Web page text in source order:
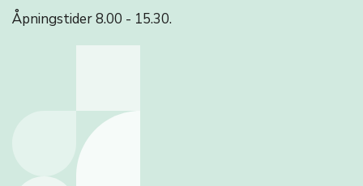
Åpningstider 8.00 - 15.30.